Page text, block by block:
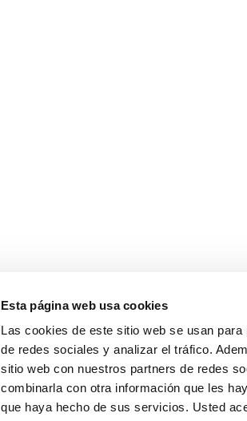
Esta página web usa cookies
Las cookies de este sitio web se usan
de redes sociales y analizar el tráfico.
sitio web con nuestros partners de redes
combinarla con otra información que les
que haya hecho de sus servicios. Usted